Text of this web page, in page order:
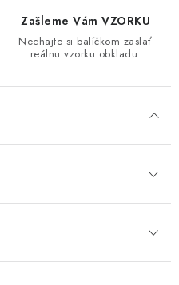
Zašleme Vám VZORKU
Nechajte si balíčkom zaslať
reálnu vzorku obkladu.